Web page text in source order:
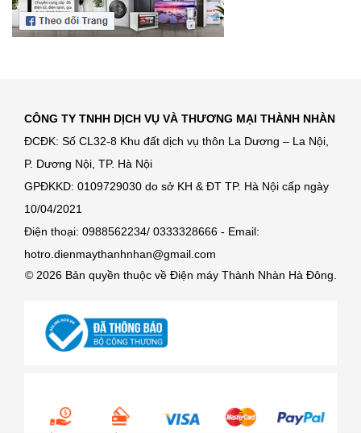
CÔNG TY TNHH DỊCH VỤ VÀ THƯƠNG MẠI THÀNH NHÀN
ĐCĐK: Số CL32-8 Khu đất dịch vụ thôn La Dương – La Nội,
P. Dương Nội, TP. Hà Nội
GPĐKKD: 0109729030 do sở KH & ĐT TP. Hà Nội cấp ngày
10/04/2021
Điện thoại: 0988562234/ 0333328666 - Email:
hotro.dienmaythanhnhan@gmail.com
© 2026 Bản quyền thuộc về Điện máy Thành Nhàn Hà Đông.